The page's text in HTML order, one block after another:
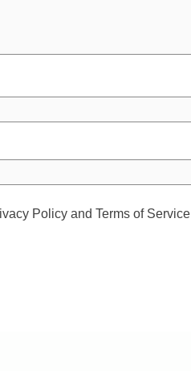
Policy and Terms of Service